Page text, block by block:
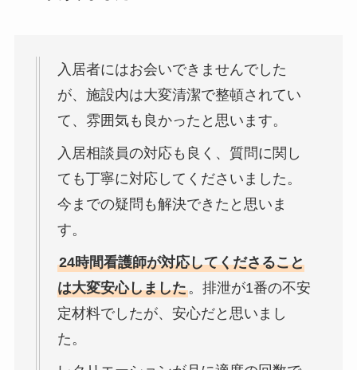
入居者にはお会いできませんでした
が、施設内は大変清潔で整頓されてい
て、雰囲気も良かったと思います。
入居相談員の対応も良く、質問に関し
ても丁寧に対応してくださいました。
今までの疑問も解決できたと思いま
す。
24時間看護師が対応してくださること
は大変安心しました。排泄が1番の不安
定材料でしたが、安心だと思いまし
た。